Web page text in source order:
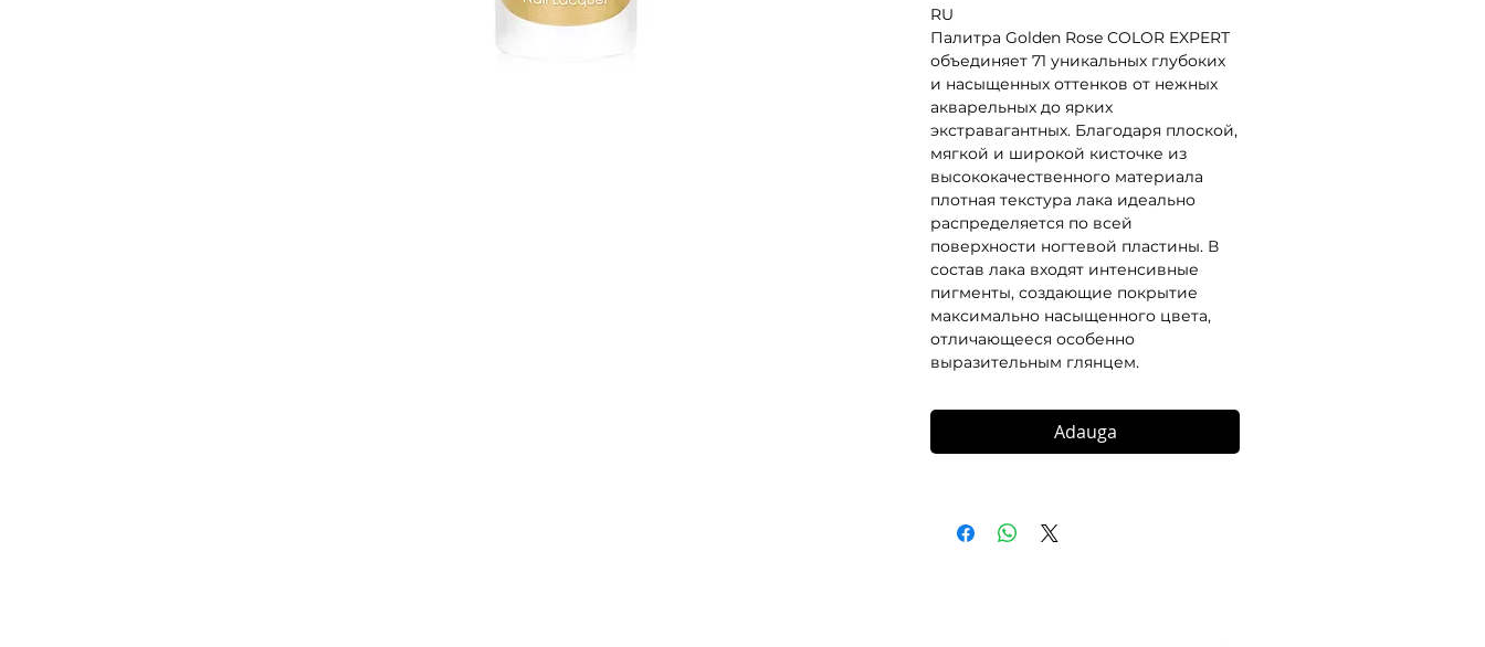
RU
Палитра Golden Rose COLOR EXPERT
объединяет 71 уникальных глубоких
и насыщенных оттенков от нежных
акварельных до ярких
экстравагантных. Благодаря плоской,
мягкой и широкой кисточке из
высококачественного материала
плотная текстура лака идеально
распределяется по всей
поверхности ногтевой пластины. В
состав лака входят интенсивные
пигменты, создающие покрытие
максимально насыщенного цвета,
отличающееся особенно
выразительным глянцем.
Adauga